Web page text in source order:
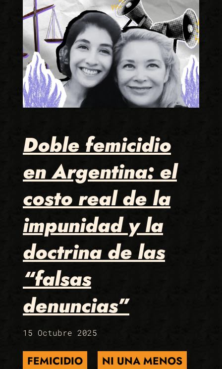
Doble femicidio
en Argentina: el
costo real de la
impunidad y la
doctrina de las
“falsas
denuncias”
15 Octubre 2025
FEMICIDIO
NI UNA MENOS